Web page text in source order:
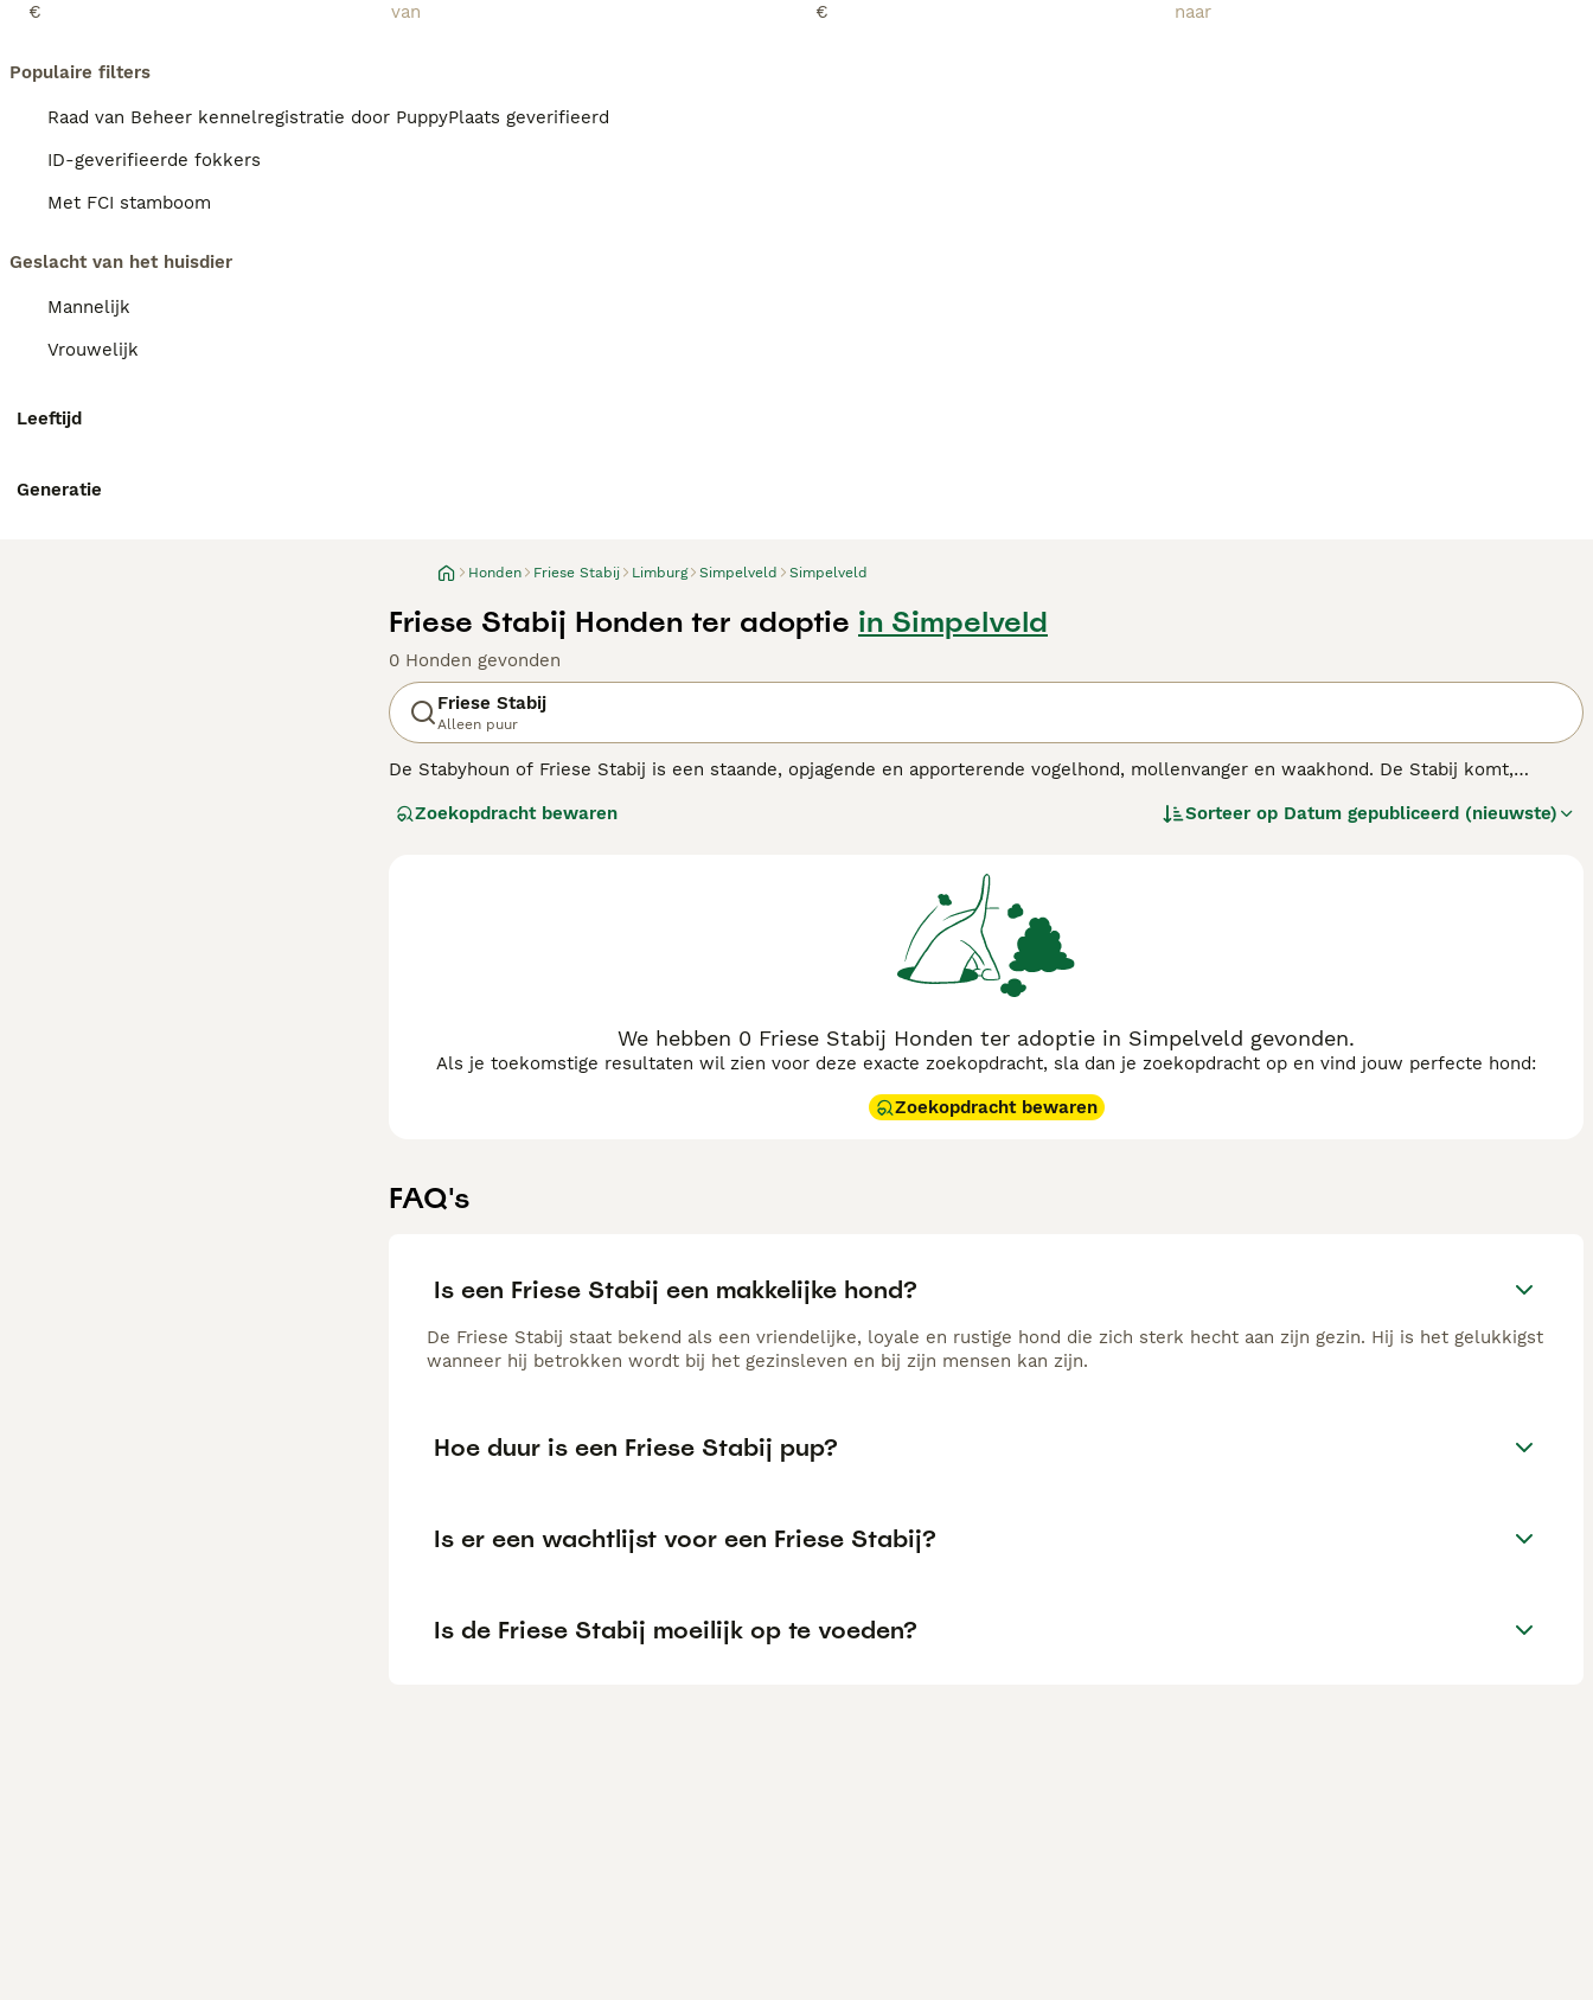
€
€
Populaire filters
Raad van Beheer kennelregistratie door PuppyPlaats geverifieerd
ID-geverifieerde fokkers
Met FCI stamboom
Geslacht van het huisdier
Mannelijk
Vrouwelijk
Leeftijd
Generatie
Honden Friese Stabij Limburg Simpelveld Simpelveld
Friese Stabij Honden ter adoptie in Simpelveld
0 Honden gevonden
Friese Stabij
Alleen puur
De Stabyhoun of Friese Stabij is een staande, opjagende en apporterende vogelhond, mollenvanger en waakhond. De Stabij komt,
uitstekende gezinshond.
Zoekopdracht bewaren Sorteer op Datum gepubliceerd (nieuwste)
We hebben 0 Friese Stabij Honden ter adoptie in Simpelveld gevonden.
Als je toekomstige resultaten wil zien voor deze exacte zoekopdracht, sla dan je zoekopdracht op en vind jouw perfecte hond:
Zoekopdracht bewaren
FAQ's
Is een Friese Stabij een makkelijke hond?
De Friese Stabij staat bekend als een vriendelijke, loyale en rustige hond die zich sterk hecht aan zijn gezin. Hij is het gelukkigst
wanneer hij betrokken wordt bij het gezinsleven en bij zijn mensen kan zijn.
Hoe duur is een Friese Stabij pup?
Is er een wachtlijst voor een Friese Stabij?
Is de Friese Stabij moeilijk op te voeden?